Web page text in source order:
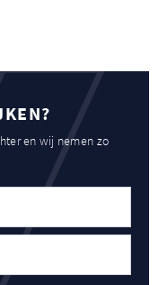
en wij nemen zo